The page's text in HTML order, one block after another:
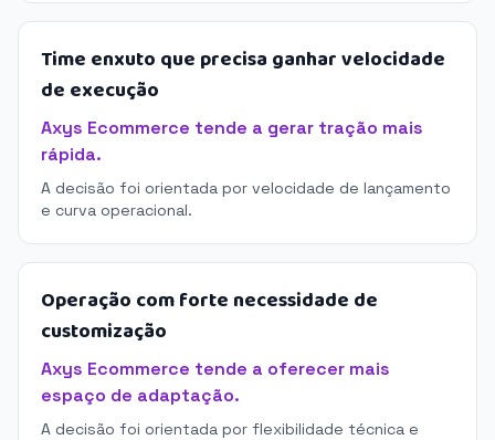
Time enxuto que precisa ganhar velocidade
de execução
Axys Ecommerce tende a gerar tração mais
rápida.
A decisão foi orientada por velocidade de lançamento
e curva operacional.
Operação com forte necessidade de
customização
Axys Ecommerce tende a oferecer mais
espaço de adaptação.
A decisão foi orientada por flexibilidade técnica e